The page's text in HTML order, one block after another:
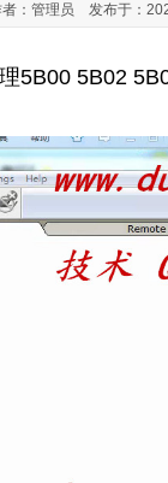
者：管理员 发布于：
5B00 5B02